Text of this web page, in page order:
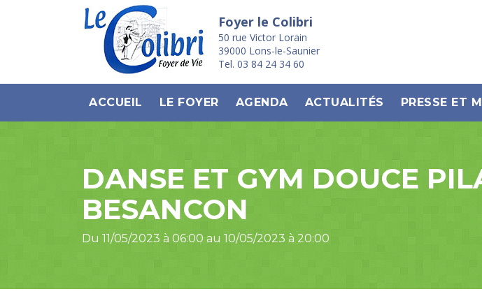
Foyer le Colibri
50 rue Victor Lorain
39000 Lons-le-Saunier
Tel. 03 84 24 34 60
ACCUEIL LE FOYER AGENDA ACTUALITÉS PRESSE ET
DANSE ET GYM DOUCE
BESANCON
Du 11/05/2023 à 06:00 au 10/05/2023 à 20:00